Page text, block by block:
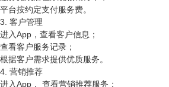
平台按约定支付服务费。
3. 客户管理
进入App，查看客户信息；
查看客户服务记录；
根据客户需求提供优质服务。
4. 营销推荐
进入App， 查看营销推荐服务；